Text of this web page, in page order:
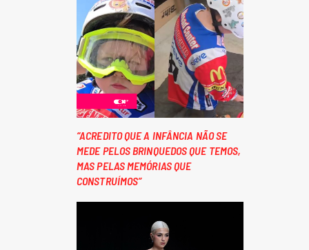
“ACREDITO QUE A INFÂNCIA NÃO SE
MEDE PELOS BRINQUEDOS QUE TEMOS,
MAS PELAS MEMÓRIAS QUE
CONSTRUÍMOS”